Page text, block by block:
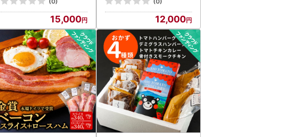
780g ひばり工房 おつまみ
豚肉 スモーク ベーコン ふ
るさと納税 オリジナルス
パイス 冷蔵 燻製 ナチュラ
ルチーズ お弁当 おかず 手
造り 朝食 贅沢 お取り寄せ
贈答品 ギフト 熊本県 阿蘇
市
15,000
朝食 ソーセージ おかず 小
分け 手造り お取り寄せ 豪
華 贅沢 SUFFA 金賞 贈答品
朝食 熊本県 阿蘇市
12,000